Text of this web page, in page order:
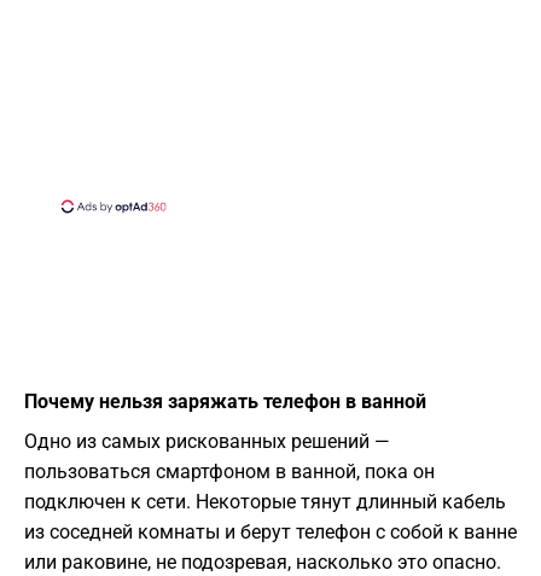
Почему нельзя заряжать телефон в ванной
Одно из самых рискованных решений —
пользоваться смартфоном в ванной, пока он
подключен к сети. Некоторые тянут длинный кабель
из соседней комнаты и берут телефон с собой к ванне
или раковине, не подозревая, насколько это опасно.